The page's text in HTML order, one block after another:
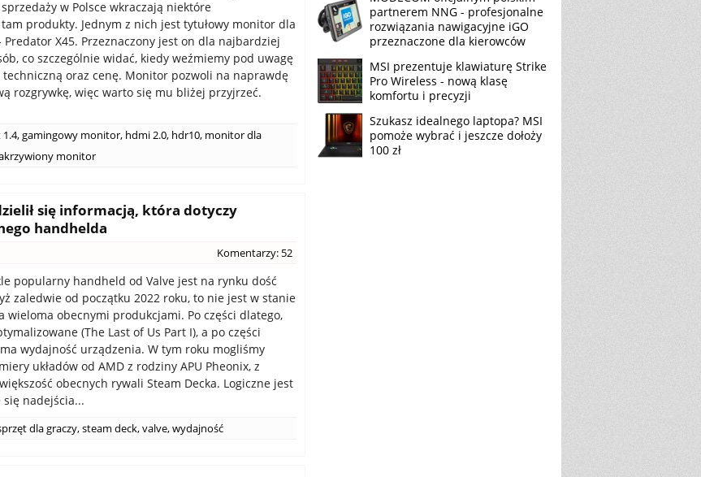
w Polsce wkraczają niektóre
produkty. Jednym z nich jest tytułowy monitor dla
Predator X45. Przeznaczony jest on dla najbardziej
co szczególnie widać, kiedy weźmiemy pod uwagę
techniczną oraz cenę. Monitor pozwoli na naprawdę
rozgrywkę, więc warto się mu bliżej przyjrzeć.
,gamingowy monitor, hdmi 2.0, hdr10, monitor dla
monitor
się informacją, która dotyczy
handhelda
Komentarzy: 52
popularny handheld od Valve jest na rynku dość
zaledwie od początku 2022 roku, to nie jest w stanie
wieloma obecnymi produkcjami. Po części dlatego,
(The Last of Us Part I), a po części
wydajność urządzenia. W tym roku mogliśmy
układów od AMD z rodziny APU Pheonix, z
obecnych rywali Steam Decka. Logiczne jest
się nadejścia...
dla graczy,steam deck,valve,wydajność
partnerem NNG - profesjonalne
rozwiązania nawigacyjne iGO
przeznaczone dla kierowców
MSI prezentuje klawiaturę Strike
Pro Wireless - nową klasę
komfortu i precyzji
Szukasz idealnego laptopa? MSI
pomoże wybrać i jeszcze dołoży
100 zł